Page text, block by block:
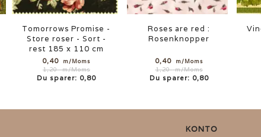
Tomorrows Promise -
Store roser - Sort -
rest 185 x 110 cm
0,40 m/Moms
1,20m/Moms
Du sparer: 0,80
Roses are red :
Rosenknopper
0,40 m/Moms
1,20m/Moms
Du sparer: 0,80
KONTO